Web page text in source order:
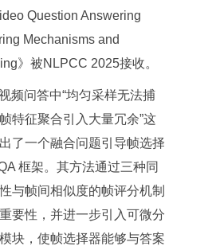
Question Answering
Mechanisms and
》被NLPCC 2025接收。
频问答中“均匀采样无法捕
特征聚合引入大量冗余”这
了一个融合问题引导帧选择
框架。其方法通过三种同
与帧间相似度的帧评分机制
要性，并进一步引入可微分
块，使帧选择器能够与答案